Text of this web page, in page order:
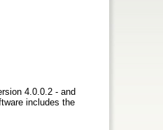
4.0.0.2 - and
includes the